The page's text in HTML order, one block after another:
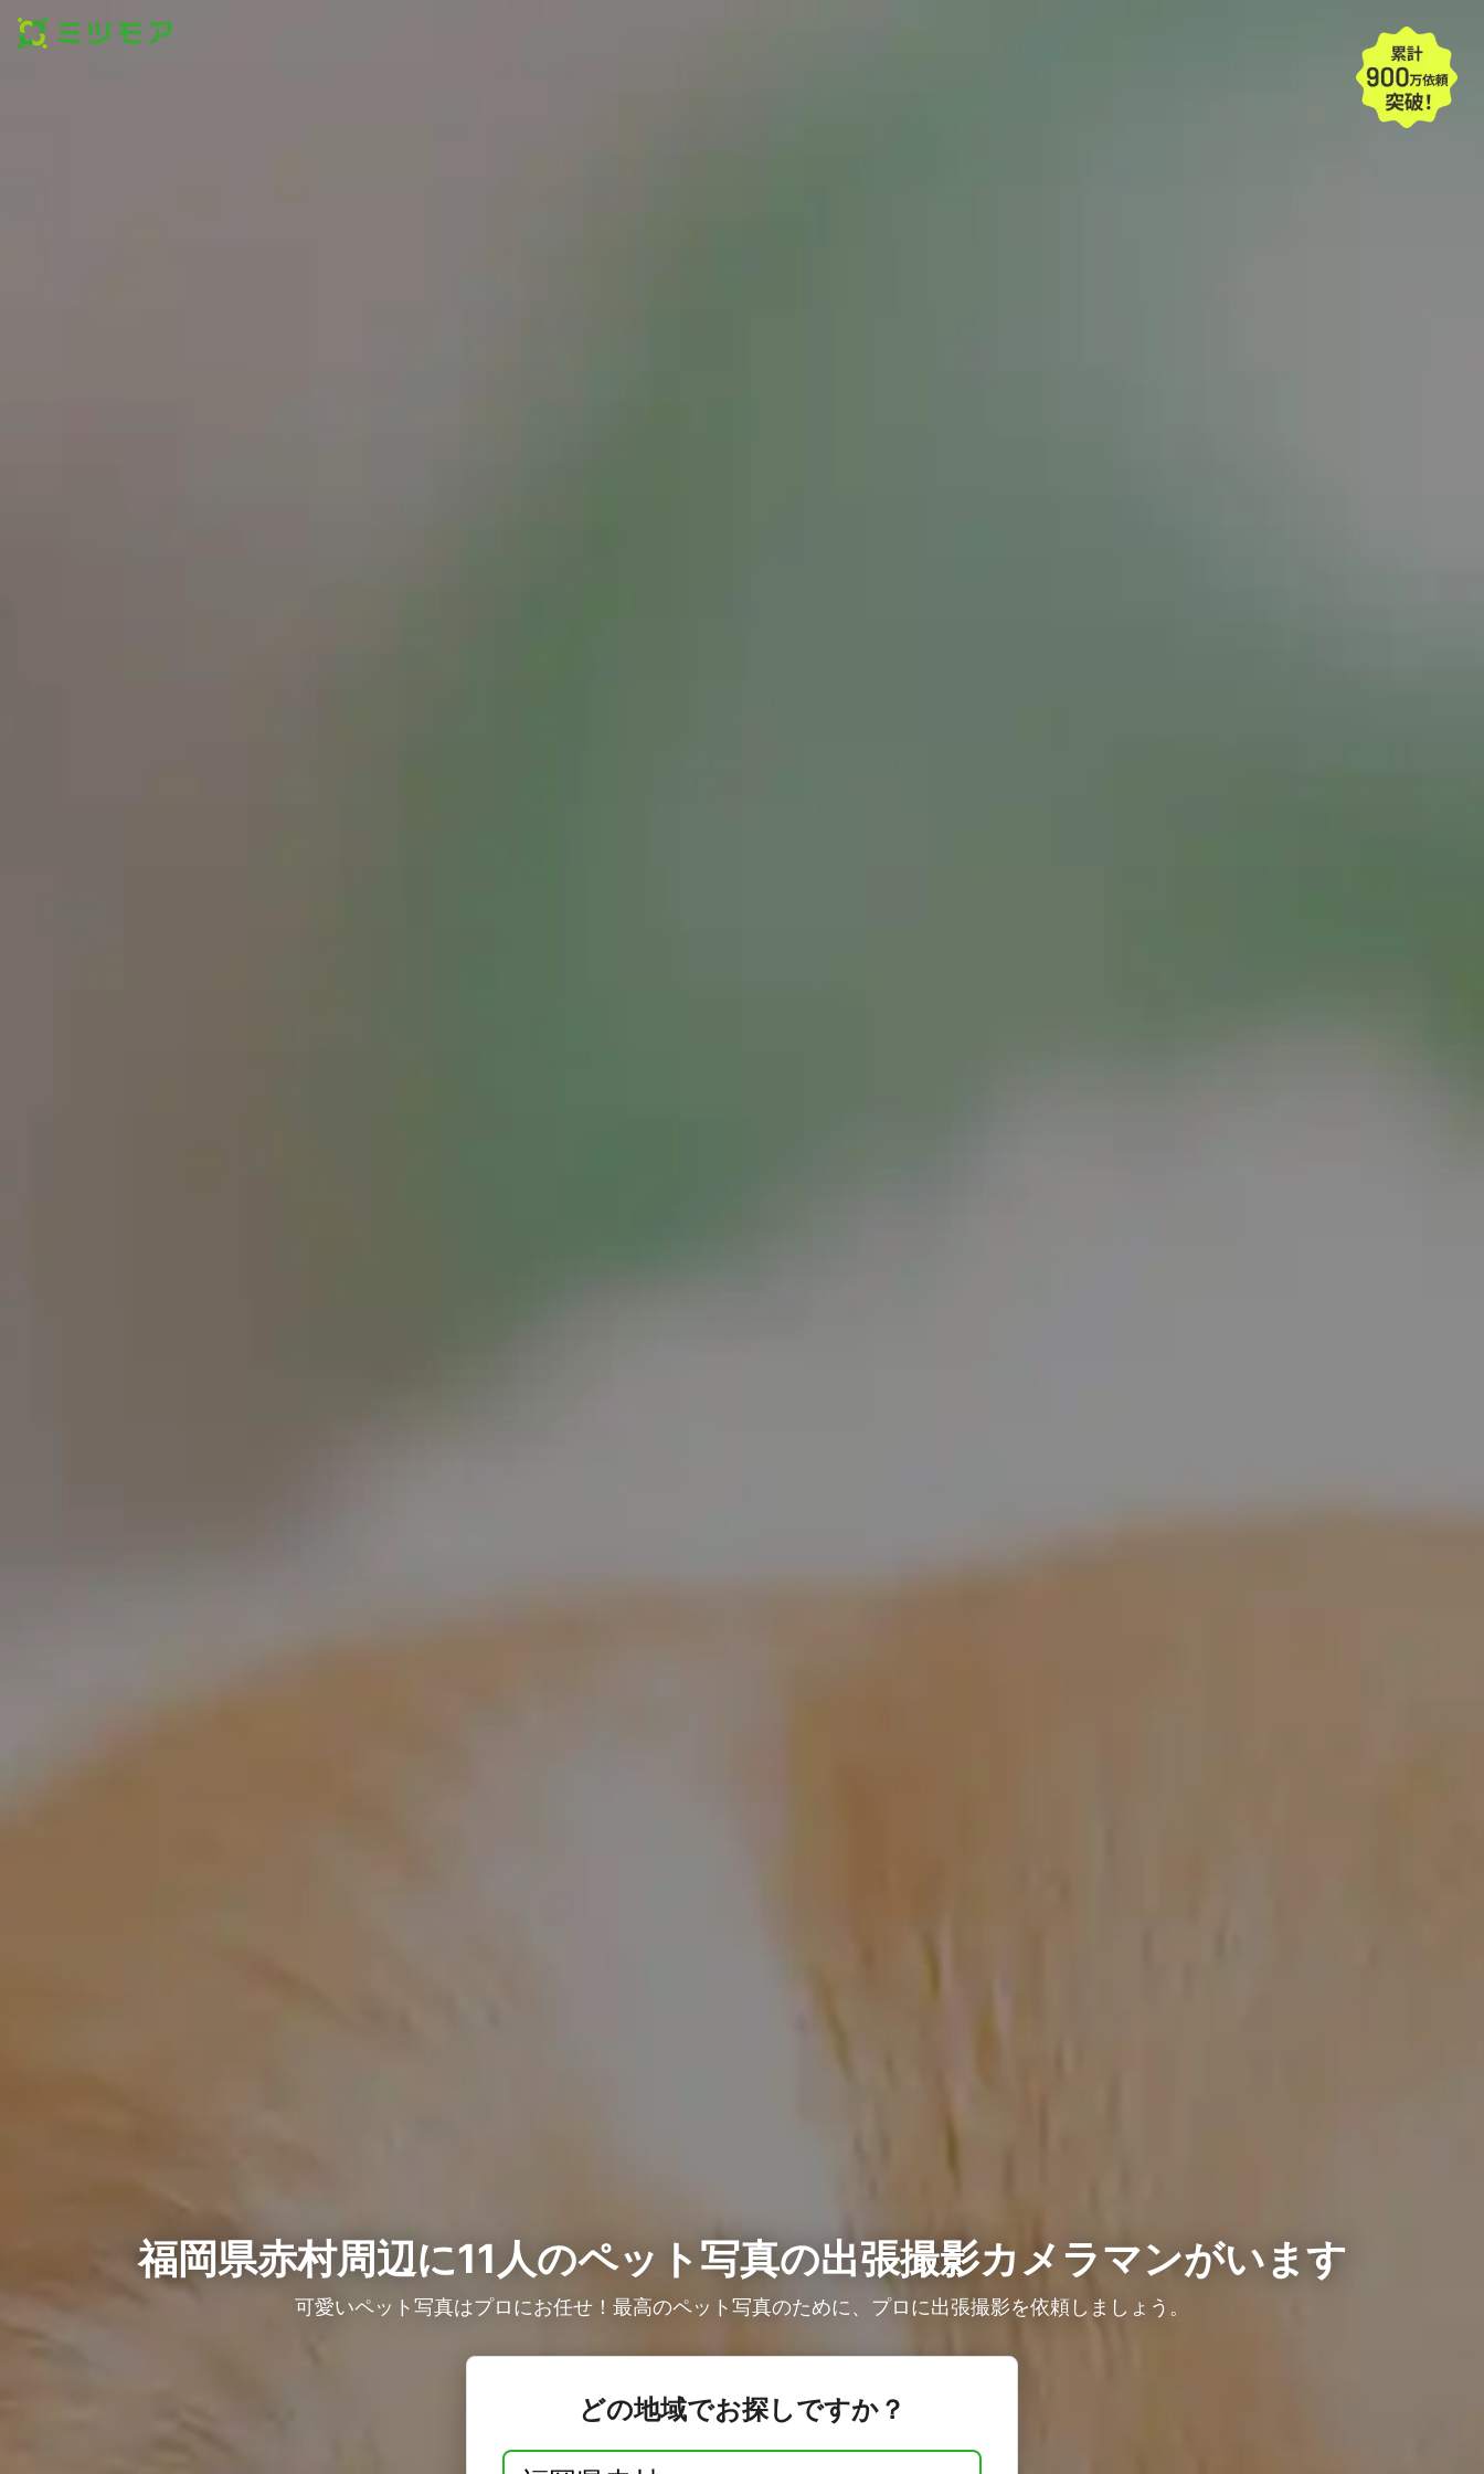
福岡県赤村周辺に11人のペット写真の出張撮影カメラマンがいます
可愛いペット写真はプロにお任せ！最高のペット写真のために、プロに出張撮影を依頼しましょう。
どの地域でお探しですか？